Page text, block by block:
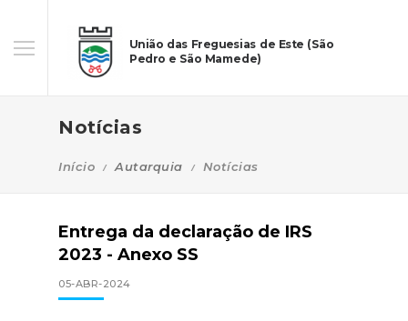
União das Freguesias de Este (São
Pedro e São Mamede)
Notícias
Início Autarquia Notícias
Entrega da declaração de IRS
2023 - Anexo SS
05-ABR-2024